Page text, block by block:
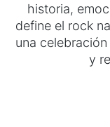
historia,
define el rock
una
y